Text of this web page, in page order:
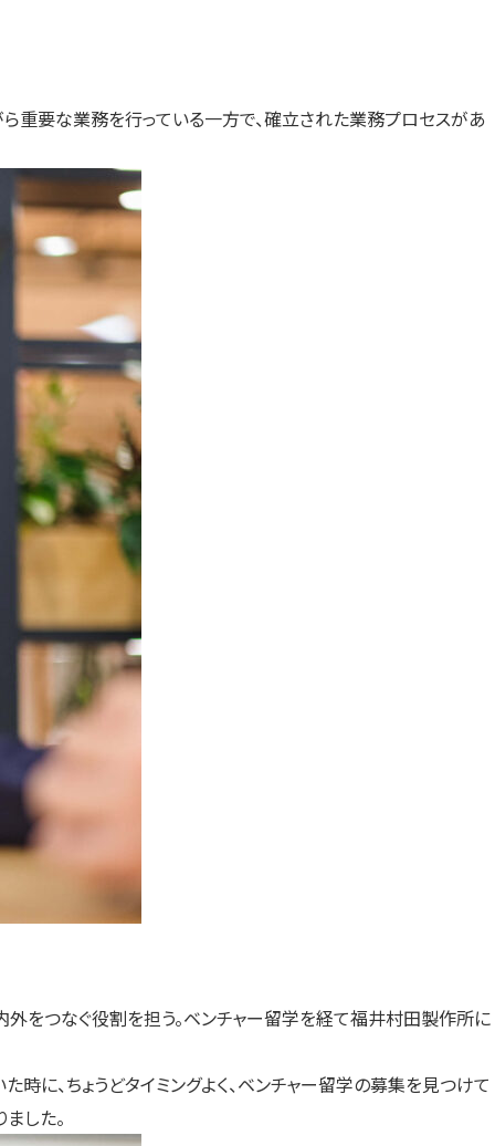
重要な業務を行っている一方で、確立された業務プロセスがあ
をつなぐ役割を担う。ベンチャー留学を経て福井村田製作所に
に、ちょうどタイミングよく、ベンチャー留学の募集を見つけて
した。